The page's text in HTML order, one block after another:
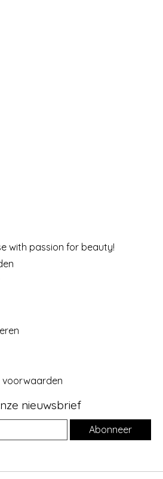
with passion for beauty!
voorwaarden
nieuwsbrief
Abonneer